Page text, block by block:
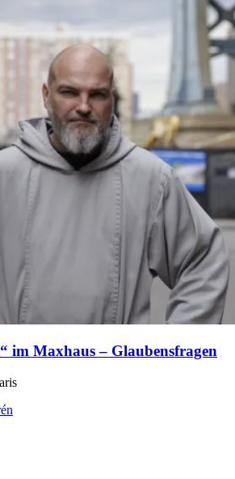
im Maxhaus – Glaubensfragen